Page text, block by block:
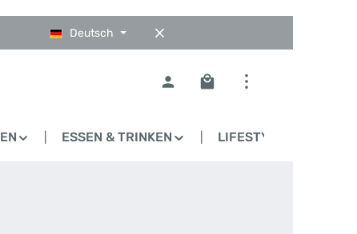
Deutsch
Warenkorb enthält 0
ESSEN & TRINKEN LIFESTYLE